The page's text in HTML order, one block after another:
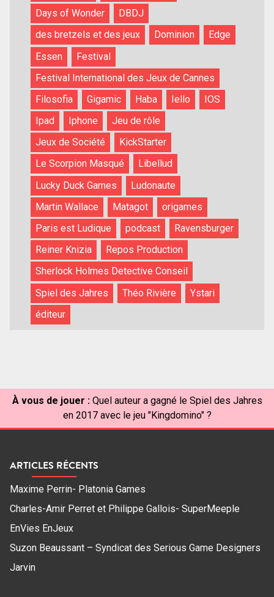
Days of Wonder
DBDJ
des bretzels et des jeux
Dominion
Edge
Essen
Festival
Festival International des Jeux de Cannes
Filosofia
Gigamic Haba Iello
IOS
Ipad
Iphone
Jeu de rôle
Jeux de Société
KickStarter
Le Scorpion Masqué
Libellud
Lucky Duck Games
Ludonaute
Martin Wallace
Matagot
origames
Paris est Ludique
podcast
Ravensburger
Reiner Knizia
Repos Production
Sherlock Holmes Detective Conseil
Spiel des Jahres
Théo Rivière
Ystari
éditeur
À vous de jouer : Quel auteur a gagné le Spiel des Jahres
en 2017 avec le jeu "Kingdomino" ?
ARTICLES RÉCENTS
Maxime Perrin- Platonia Games
Charles-Amir Perret et Philippe Gallois- SuperMeeple
EnVies EnJeux
Suzon Beaussant – Syndicat des Serious Game Designers
Jarvin